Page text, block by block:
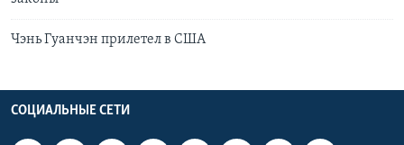
Чэнь Гуанчэн прилетел в США
СОЦИАЛЬНЫЕ СЕТИ